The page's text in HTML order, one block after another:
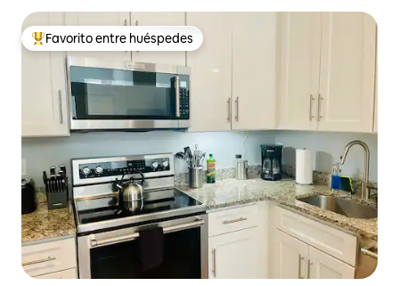
De los mejores en Favorito entre huéspedes
Favorito entre huéspedes